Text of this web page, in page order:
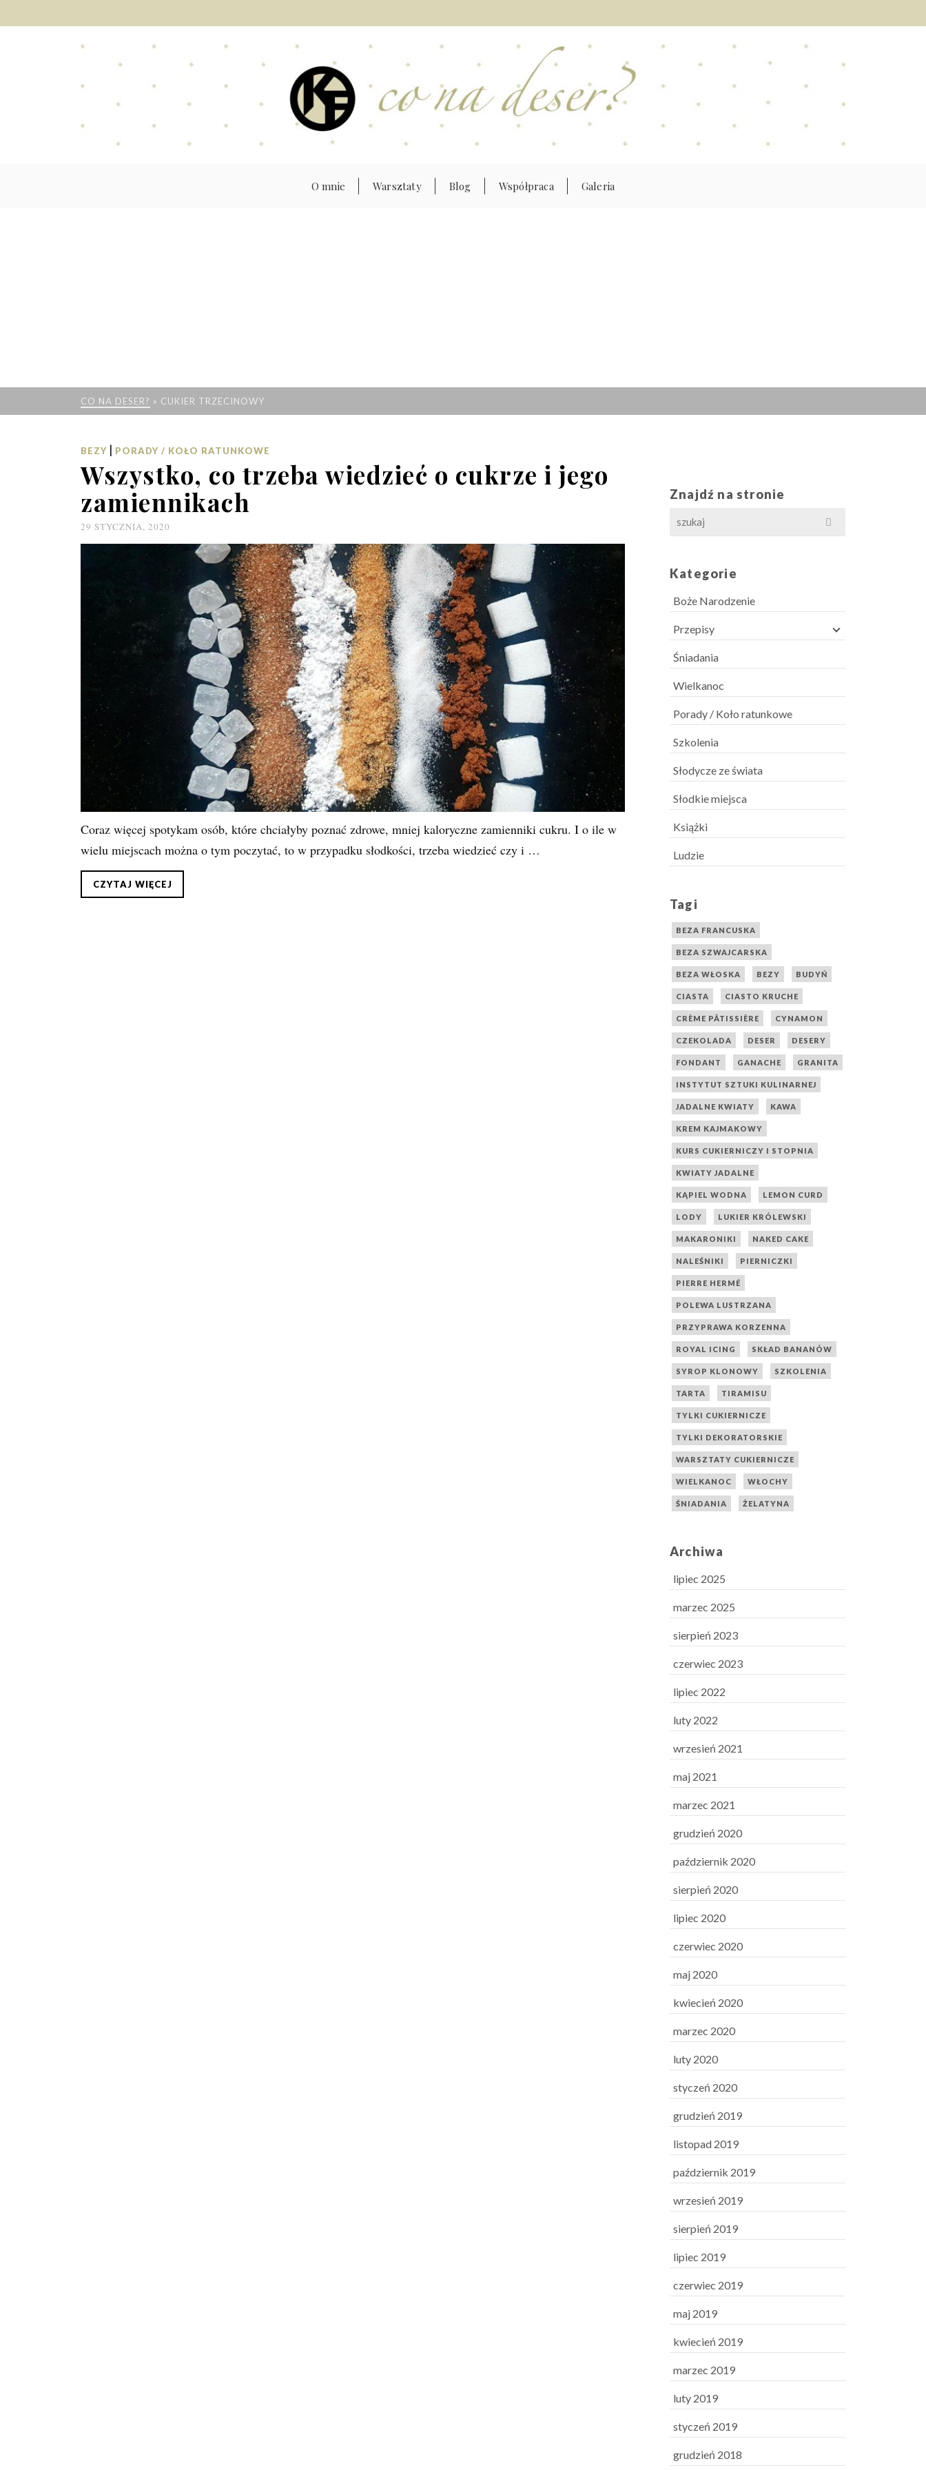
O mnie Warsztaty Blog Współpraca Galeria
CO NA DESER? » CUKIER TRZECINOWY
BEZY | PORADY / KOŁO RATUNKOWE
Wszystko, co trzeba wiedzieć o cukrze i jego
zamiennikach
29 STYCZNIA, 2020
Coraz więcej spotykam osób, które chciałyby poznać zdrowe, mniej kaloryczne zamienniki cukru. I o ile w
wielu miejscach można o tym poczytać, to w przypadku słodkości, trzeba wiedzieć czy i …
CZYTAJ WIĘCEJ
Znajdź na stronie
Search
for:
Kategorie
Boże Narodzenie
Przepisy
Śniadania
Wielkanoc
Porady / Koło ratunkowe
Szkolenia
Słodycze ze świata
Słodkie miejsca
Książki
Ludzie
Tagi
BEZA FRANCUSKA
BEZA SZWAJCARSKA
BEZA WŁOSKA BEZY BUDYŃ
CIASTA CIASTO KRUCHE
CRÈME PÂTISSIÈRE CYNAMON
CZEKOLADA DESER DESERY
FONDANT GANACHE GRANITA
INSTYTUT SZTUKI KULINARNEJ
JADALNE KWIATY KAWA
KREM KAJMAKOWY
KURS CUKIERNICZY I STOPNIA
KWIATY JADALNE
KĄPIEL WODNA LEMON CURD
LODY LUKIER KRÓLEWSKI
MAKARONIKI NAKED CAKE
NALEŚNIKI PIERNICZKI
PIERRE HERMÉ
POLEWA LUSTRZANA
PRZYPRAWA KORZENNA
ROYAL ICING SKŁAD BANANÓW
SYROP KLONOWY SZKOLENIA
TARTA TIRAMISU
TYLKI CUKIERNICZE
TYLKI DEKORATORSKIE
WARSZTATY CUKIERNICZE
WIELKANOC WŁOCHY
ŚNIADANIA ŻELATYNA
Archiwa
lipiec 2025
marzec 2025
sierpień 2023
czerwiec 2023
lipiec 2022
luty 2022
wrzesień 2021
maj 2021
marzec 2021
grudzień 2020
październik 2020
sierpień 2020
lipiec 2020
czerwiec 2020
maj 2020
kwiecień 2020
marzec 2020
luty 2020
styczeń 2020
grudzień 2019
listopad 2019
październik 2019
wrzesień 2019
sierpień 2019
lipiec 2019
czerwiec 2019
maj 2019
kwiecień 2019
marzec 2019
luty 2019
styczeń 2019
grudzień 2018